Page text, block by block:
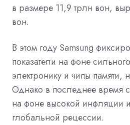
в размере 11,9 трлн вон,
вон.
В этом году Samsung
показатели на фоне
электронику и чипы памяти,
Однако в последнее время
на фоне высокой инфляции
глобальной рецессии.